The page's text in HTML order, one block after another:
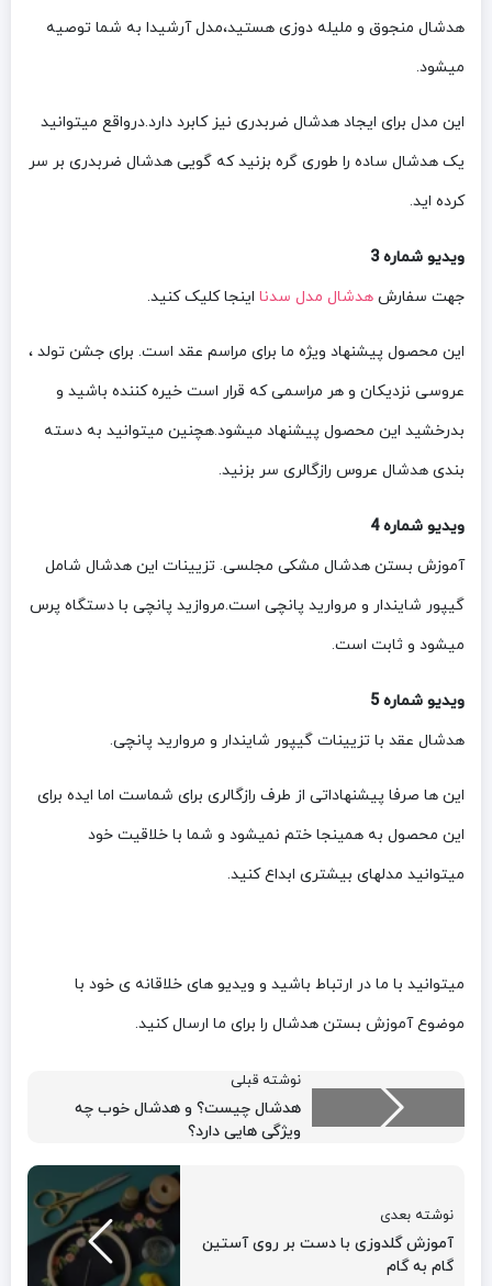
هدشال منجوق و ملیله دوزی هستید،مدل آرشیدا به شما توصیه
میشود.
این مدل برای ایجاد هدشال ضربدری نیز کابرد دارد.درواقع میتوانید
یک هدشال ساده را طوری گره بزنید که گویی هدشال ضربدری بر سر
کرده اید.
ویدیو شماره 3
جهت سفارش هدشال مدل سدنا اینجا کلیک کنید.
این محصول پیشنهاد ویژه ما برای مراسم عقد است. برای جشن تولد ،
عروسی نزدیکان و هر مراسمی که قرار است خیره کننده باشید و
بدرخشید این محصول پیشنهاد میشود.هچنین میتوانید به دسته
بندی هدشال عروس رازگالری سر بزنید.
ویدیو شماره 4
آموزش بستن هدشال مشکی مجلسی. تزیینات این هدشال شامل
گیپور شایندار و مروارید پانچی است.مروازید پانچی با دستگاه پرس
میشود و ثابت است.
ویدیو شماره 5
هدشال عقد با تزیینات گیپور شایندار و مروارید پانچی.
این ها صرفا پیشنهاداتی از طرف رازگالری برای شماست اما ایده برای
این محصول به همینجا ختم نمیشود و شما با خلاقیت خود
میتوانید مدلهای بیشتری ابداع کنید.
میتوانید با ما در ارتباط باشید و ویدیو های خلاقانه ی خود با
موضوع آموزش بستن هدشال را برای ما ارسال کنید.
نوشته قبلی
هدشال چیست؟ و هدشال خوب چه
ویژگی هایی دارد؟
نوشته بعدی
آموزش گلدوزی با دست بر روی آستین
گام به گام